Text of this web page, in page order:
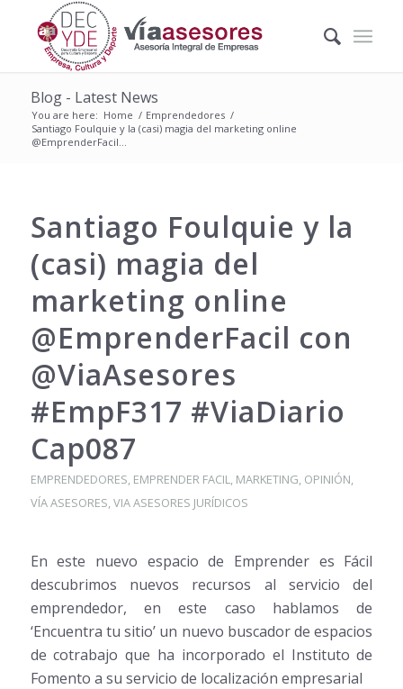
Blog - Latest News
You are here: Home / Emprendedores /
Santiago Foulquie y la (casi) magia del marketing online
@EmprenderFacil...
Santiago Foulquie y la
(casi) magia del
marketing online
@EmprenderFacil con
@ViaAsesores
#EmpF317 #ViaDiario
Cap087
EMPRENDEDORES, EMPRENDER FACIL, MARKETING, OPINIÓN,
VÍA ASESORES,VIA ASESORES JURÍDICOS
En este nuevo espacio de Emprender es Fácil
descubrimos nuevos recursos al servicio del
emprendedor, en este caso hablamos de
‘Encuentra tu sitio’ un nuevo buscador de espacios
de cotrabajo que ha incorporado el Instituto de
Fomento a su servicio de localización empresarial